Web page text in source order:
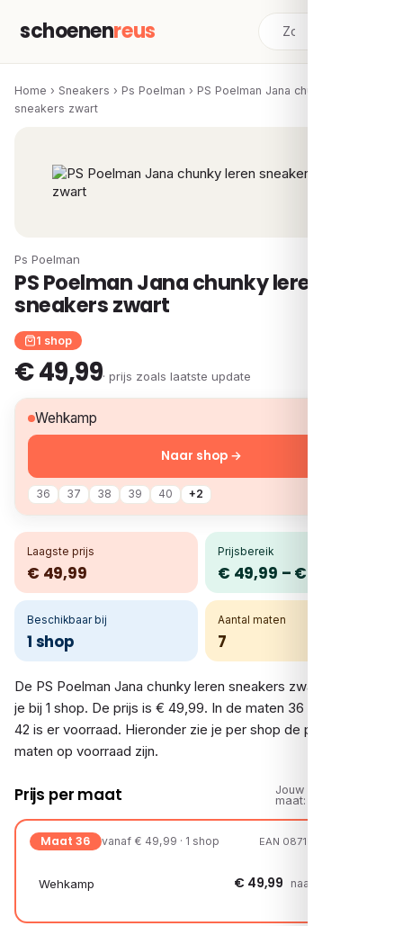
schoenenreus
Home › Sneakers › Ps Poelman › PS Poelman Jana chunky leren
sneakers zwart
Ps Poelman
PS Poelman Jana chunky leren
sneakers zwart
1 shop
€ 49,99· prijs zoals laatste update
Wehkamp
36 37 38 39 40 +2
Naar shop →
Laagste prijs
€ 49,99
Prijsbereik
€ 49,99 – € 49,99
Beschikbaar bij
1 shop
Aantal maten
7
De PS Poelman Jana chunky leren sneakers zwart vergelijk
je bij 1 shop. De prijs is € 49,99. In de maten 36 tot en met
42 is er voorraad. Hieronder zie je per shop de prijs en welke
maten op voorraad zijn.
Prijs per maat
Jouw
maat:
Maat 36 vanaf € 49,99 · 1 shop EAN 08719294419055
Wehkamp € 49,99 naar shop →